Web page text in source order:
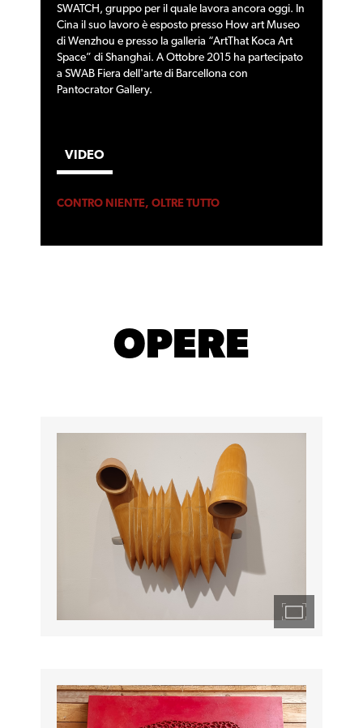
SWATCH, gruppo per il quale lavora ancora oggi. In
Cina il suo lavoro è esposto presso How art Museo
di Wenzhou e presso la galleria “ArtThat Koca Art
Space” di Shanghai. A Ottobre 2015 ha partecipato
a SWAB Fiera dell'arte di Barcellona con
Pantocrator Gallery.
VIDEO
CONTRO NIENTE, OLTRE TUTTO
OPERE